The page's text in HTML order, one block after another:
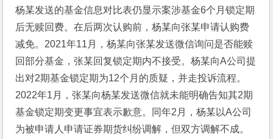
杨某发送的基金信息对比表仍显示案涉基金6个月锁定期
后无赎回费。在后两次认购前，杨某向张某申请认购费
减免。2021年11月，杨某向张某发送微信询问是否能赎
回部分基金，张某回复锁定期内不接受。杨某向A公司提
出对2期基金锁定期为12个月的质疑，并走投诉流程。
2022年1月，张某向杨某发送微信就未能明确告知其2期
基金锁定期变更事宜表示歉意。同年2月，杨某以A公司
为被申请人申请证券期货纠纷调解，但双方调解不成。